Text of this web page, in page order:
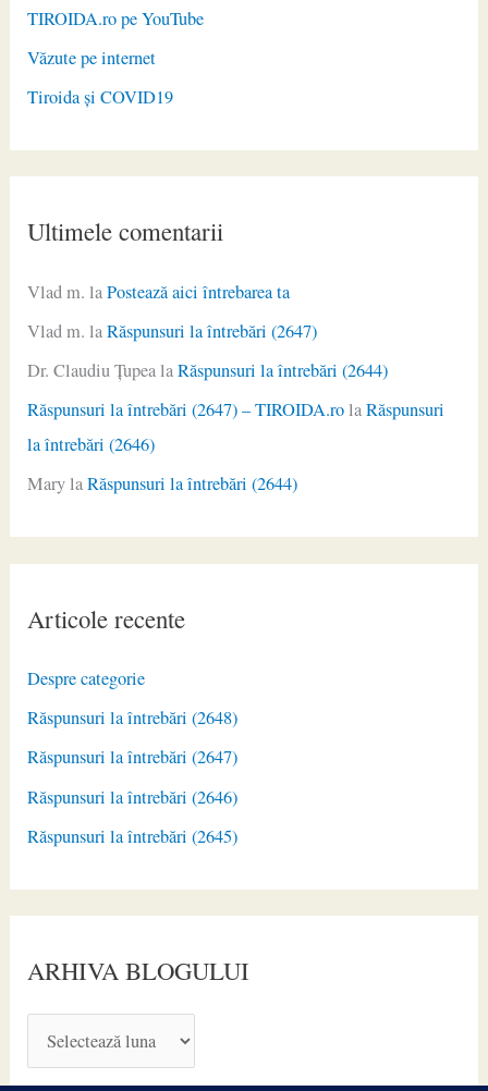
TIROIDA.ro pe YouTube
Văzute pe internet
Tiroida și COVID19
Ultimele comentarii
Vlad m. laPostează aici întrebarea ta
Vlad m. laRăspunsuri la întrebări (2647)
Dr. Claudiu ŢupealaRăspunsuri la întrebări (2644)
Răspunsuri la întrebări (2647) – TIROIDA.rolaRăspunsuri
la întrebări (2646)
MarylaRăspunsuri la întrebări (2644)
Articole recente
Despre categorie
Răspunsuri la întrebări (2648)
Răspunsuri la întrebări (2647)
Răspunsuri la întrebări (2646)
Răspunsuri la întrebări (2645)
ARHIVA BLOGULUI
R